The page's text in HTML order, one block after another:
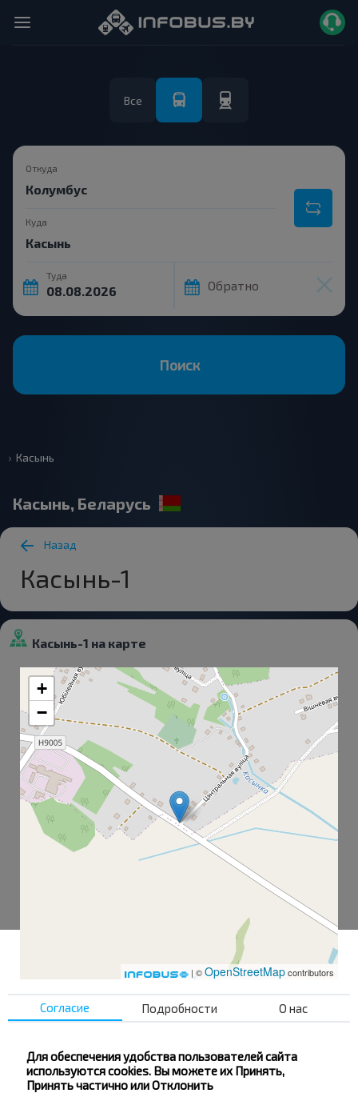
Все
Откуда
Куда
Туда
Обратно
Поиск
Касынь
Касынь, Беларусь
Назад
Касынь-1
Касынь-1 на карте
+
−
| ©OpenStreetMapcontributors
Касынь-2
Согласие Подробности О нас
Для обеспечения удобства пользователей сайта
используются cookies. Вы можете их Принять,
Принять частично или Отклонить